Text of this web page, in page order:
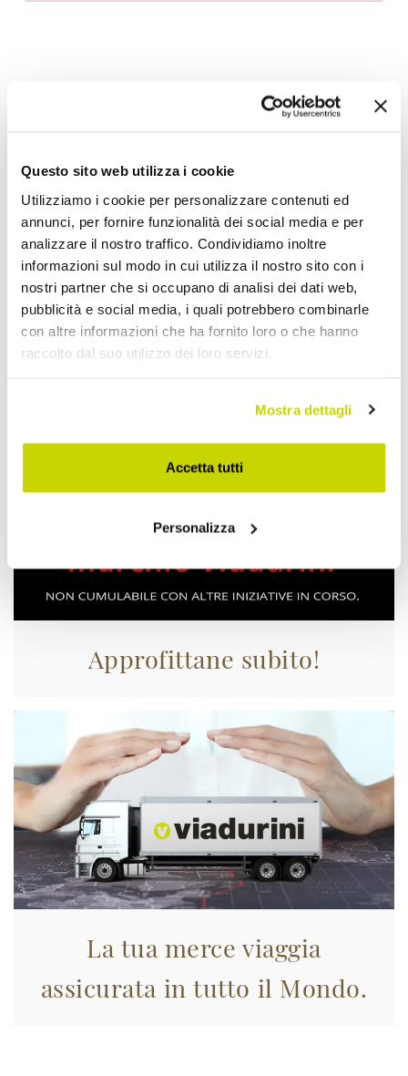
Questo sito web utilizza i cookie
Utilizziamo i cookie per personalizzare contenuti ed
annunci, per fornire funzionalità dei social media e per
analizzare il nostro traffico. Condividiamo inoltre
informazioni sul modo in cui utilizza il nostro sito con i
nostri partner che si occupano di analisi dei dati web,
pubblicità e social media, i quali potrebbero combinarle
con altre informazioni che ha fornito loro o che hanno
raccolto dal suo utilizzo dei loro servizi.
Mostra dettagli
Accetta tutti
Personalizza
Aggiungi alla Wish List
Tavoli Tulip
Approfittane subito!
La tua merce viaggia
assicurata in tutto il Mondo.